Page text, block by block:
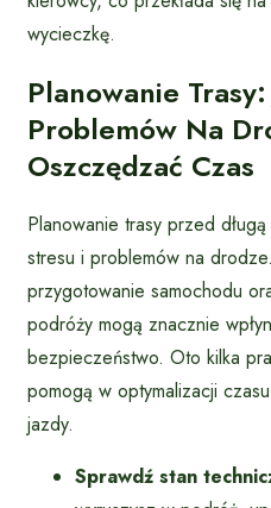
wycieczkę.
Planowanie
Problemów Na
Oszczędzać Czas
Planowanie trasy przed
stresu i problemów na
przygotowanie samochodu
podróży mogą znacznie
bezpieczeństwo. Oto kilka
pomogą w optymalizacji
jazdy.
Sprawdź stan